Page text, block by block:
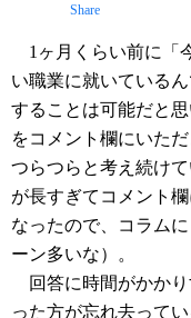
Share
1ヶ月くらい前に「
い職業に就いている
することは可能だと
をコメント欄にいた
つらつらと考え続け
が長すぎてコメント
なったので、コラム
ーン多いな）。
回答に時間がかかり
った方が忘れ去って